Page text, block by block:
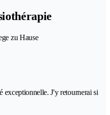
zu Hause
exceptionnelle. J'y retournerai si